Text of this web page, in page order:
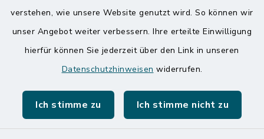
verstehen, wie unsere Website genutzt wird. So können wir
unser Angebot weiter verbessern. Ihre erteilte Einwilligung
hierfür können Sie jederzeit über den Link in unseren
Datenschutzhinweisen widerrufen.
Ich stimme zu Ich stimme nicht zu
Kontakt
Barrierefreiheit